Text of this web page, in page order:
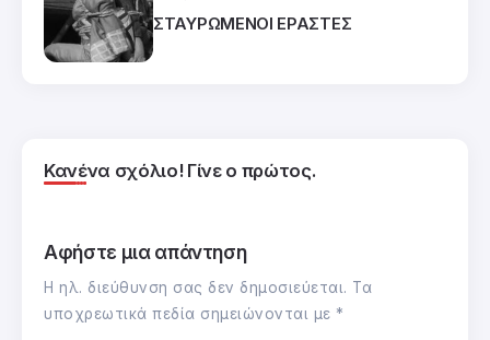
ΣΤΑΥΡΩΜΕΝΟΙ ΕΡΑΣΤΕΣ
Κανένα σχόλιο! Γίνε ο πρώτος.
Αφήστε μια απάντηση
Η ηλ. διεύθυνση σας δεν δημοσιεύεται. Τα
υποχρεωτικά πεδία σημειώνονται με *